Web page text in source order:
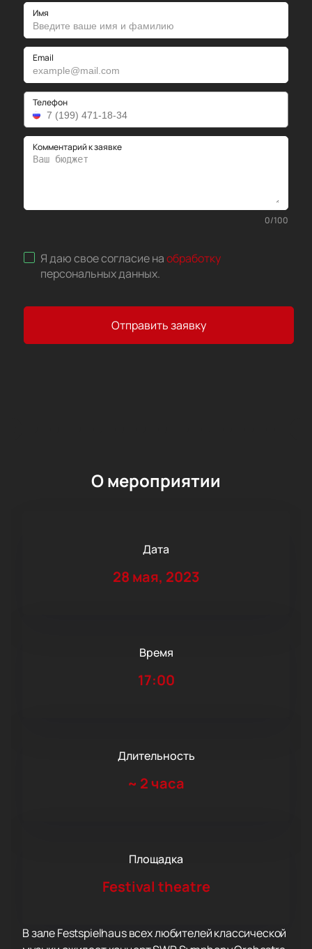
Имя
Email
Телефон
Комментарий к заявке
0/100
Я даю свое согласие наобработку
персональных данных.
Отправить заявку
О мероприятии
Дата
28 мая, 2023
Время
17:00
Длительность
~ 2 часа
Площадка
Festival theatre
В зале Festspielhaus всех любителей классической